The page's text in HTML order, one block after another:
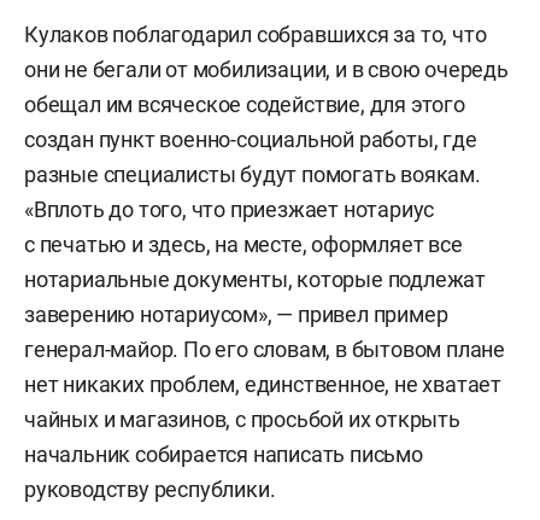
Кулаков поблагодарил собравшихся за то, что
они не бегали от мобилизации, и в свою очередь
обещал им всяческое содействие, для этого
создан пункт военно-социальной работы, где
разные специалисты будут помогать воякам.
«Вплоть до того, что приезжает нотариус
с печатью и здесь, на месте, оформляет все
нотариальные документы, которые подлежат
заверению нотариусом», — привел пример
генерал-майор. По его словам, в бытовом плане
нет никаких проблем, единственное, не хватает
чайных и магазинов, с просьбой их открыть
начальник собирается написать письмо
руководству республики.